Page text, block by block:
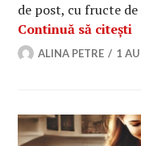
de post, cu fructe
Continuă să citești
ALINA PETRE 1